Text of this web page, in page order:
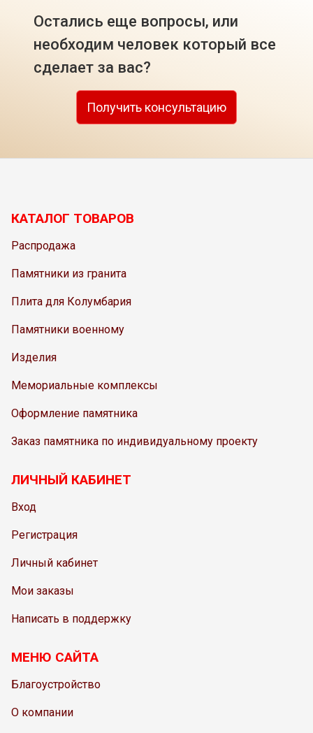
Остались еще вопросы, или
необходим человек который все
сделает за вас?
Получить консультацию
КАТАЛОГ ТОВАРОВ
Распродажа
Памятники из гранита
Плита для Колумбария
Памятники военному
Изделия
Мемориальные комплексы
Оформление памятника
Заказ памятника по индивидуальному проекту
ЛИЧНЫЙ КАБИНЕТ
Вход
Регистрация
Личный кабинет
Мои заказы
Написать в поддержку
МЕНЮ САЙТА
Благоустройство
О компании